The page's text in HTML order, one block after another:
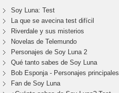
Soy Luna: Test
La que se avecina test difícil
Riverdale y sus misterios
Novelas de Telemundo
Personajes de Soy Luna 2
Qué tanto sabes de Soy Luna
Bob Esponja - Personajes principales
Fan de Soy Luna